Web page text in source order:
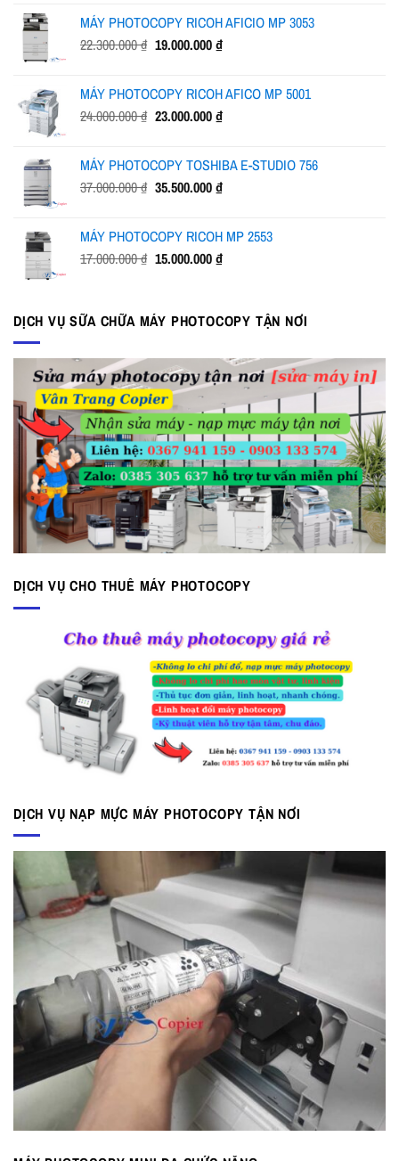
32.500.000 ₫.là:
24.500.000 ₫.
MÁY PHOTOCOPY RICOH AFICIO MP 3053
22.300.000₫ Giá
22.300.000 ₫.
19.000.000₫Giá
là:
19.000.000 ₫.
MÁY PHOTOCOPY RICOH AFICO MP 5001
24.000.000₫ Giá
24.000.000 ₫.
23.000.000₫Giá
là:
23.000.000 ₫.
MÁY PHOTOCOPY TOSHIBA E-STUDIO 756
37.000.000₫ Giá
37.000.000 ₫.
35.500.000₫Giá
là:
35.500.000 ₫.
MÁY PHOTOCOPY RICOH MP 2553
17.000.000₫ Giá
17.000.000 ₫.
15.000.000₫Giá
là:
15.000.000 ₫.
DỊCH VỤ SỮA CHỮA MÁY PHOTOCOPY TẬN NƠI
DỊCH VỤ CHO THUÊ MÁY PHOTOCOPY
DỊCH VỤ NẠP MỰC MÁY PHOTOCOPY TẬN NƠI